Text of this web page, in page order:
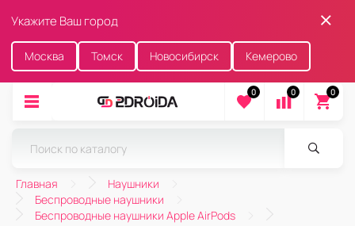
Укажите Ваш город
Москва Томск Новосибирск Кемерово
0 0 0
Главная
Наушники
Беспроводные наушники
Беспроводные наушники Apple AirPods